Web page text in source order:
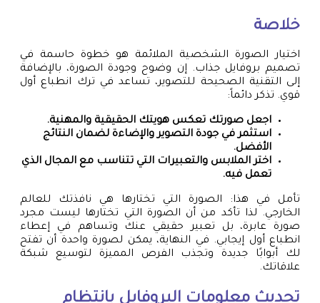
خلاصة
اختيار الصورة الشخصية الملائمة هو خطوة حاسمة في
تصميم بروفايل جذاب. إن وضوح وجودة الصورة، بالإضافة
إلى التقنية الصحيحة للتصوير، تساعد في ترك انطباع أول
قوي. تذكر دائماً:
اجعل صورتك تعكس هويتك الحقيقية والمهنية.
استثمر في جودة التصوير والإضاءة لضمان النتائج
الأفضل.
اختر الملابس والتعبيرات التي تتناسب مع المجال الذي
تعمل فيه.
تأمل في هذا: الصورة التي تختارها هي نافذتك للعالم
الخارجي. لذا تأكد من أن الصورة التي تختارها ليست مجرد
صورة عابرة، بل تعبير حقيقي عنك وتساهم في إعطاء
انطباع أول إيجابي. في النهاية، يمكن لصورة واحدة أن تفتح
لك أبوابًا جديدة وتجذب الفرص المميزة لتوسيع شبكة
علاقاتك.
تحديث معلومات البروفايل بانتظام